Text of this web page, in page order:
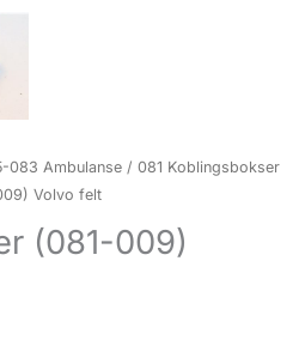
083 Ambulanse / 081 Koblingsbokser
Volvo felt
(081-009)